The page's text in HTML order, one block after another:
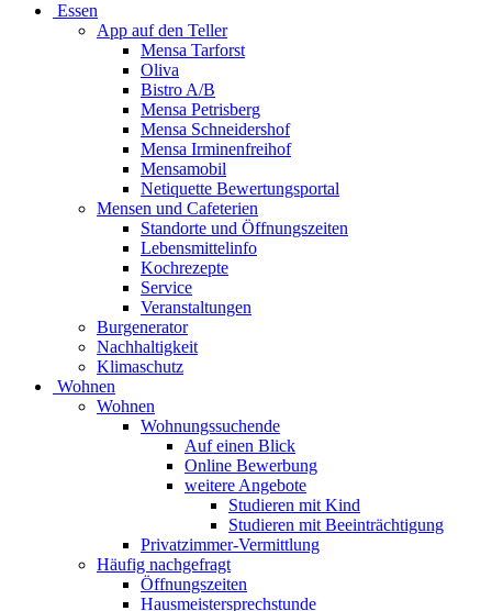
Essen
App auf den Teller
Mensa Tarforst
Oliva
Bistro A/B
Mensa Petrisberg
Mensa Schneidershof
Mensa Irminenfreihof
Mensamobil
Netiquette Bewertungsportal
Mensen und Cafeterien
Standorte und Öffnungszeiten
Lebensmittelinfo
Kochrezepte
Service
Veranstaltungen
Burgenerator
Nachhaltigkeit
Klimaschutz
Wohnen
Wohnen
Wohnungssuchende
Auf einen Blick
Online Bewerbung
weitere Angebote
Studieren mit Kind
Studieren mit Beeinträchtigung
Privatzimmer-Vermittlung
Häufig nachgefragt
Öffnungszeiten
Hausmeistersprechstunde